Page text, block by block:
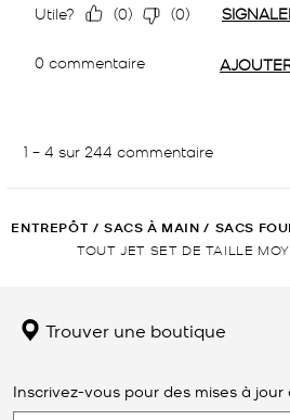
ENTREPÔT / SACS À MAIN / SACS
TOUT JET SET DE TAILLE
Trouver une boutique
Inscrivez-vous pour des mises à jour